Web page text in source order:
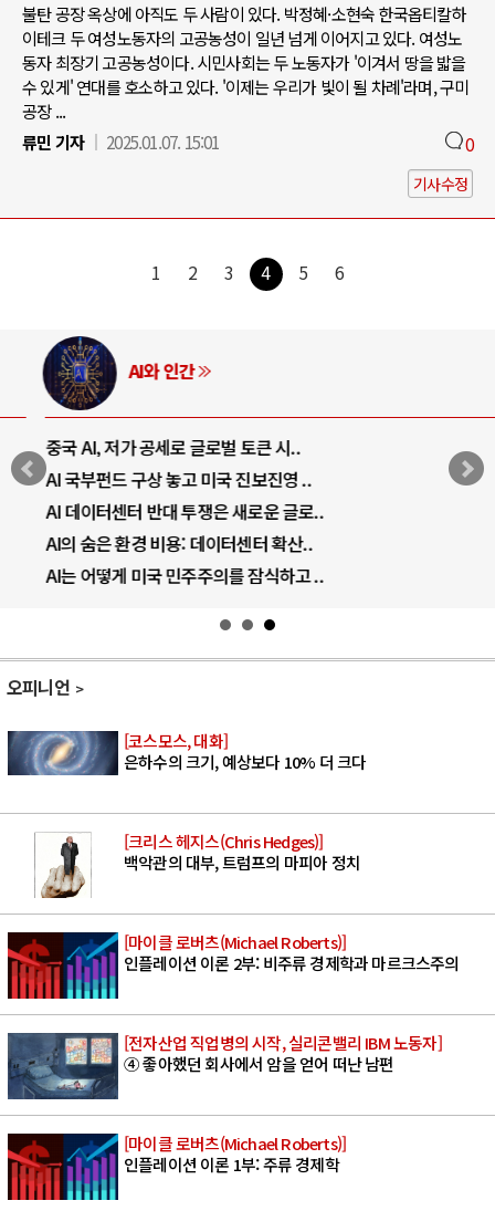
불탄 공장 옥상에 아직도 두 사람이 있다. 박정혜·소현숙 한국옵티칼하
이테크 두 여성노동자의 고공농성이 일년 넘게 이어지고 있다. 여성노
동자 최장기 고공농성이다. 시민사회는 두 노동자가 '이겨서 땅을 밟을
수 있게' 연대를 호소하고 있다. '이제는 우리가 빛이 될 차례'라며, 구미
공장 ...
류민 기자
2025.01.07. 15:01 0
기사수정
1 2 3 4 5 6
AI와 인간
중국 AI, 저가 공세로 글로벌 토큰 시..
AI 국부펀드 구상 놓고 미국 진보진영 ..
AI 데이터센터 반대 투쟁은 새로운 글로..
AI의 숨은 환경 비용: 데이터센터 확산..
AI는 어떻게 미국 민주주의를 잠식하고 ..
오피니언
[코스모스, 대화]
은하수의 크기, 예상보다 10% 더 크다
[크리스 헤지스(Chris Hedges)]
백악관의 대부, 트럼프의 마피아 정치
[마이클 로버츠(Michael Roberts)]
인플레이션 이론 2부: 비주류 경제학과 마르크스주의
[전자산업 직업병의 시작, 실리콘밸리 IBM 노동자]
④ 좋아했던 회사에서 암을 얻어 떠난 남편
[마이클 로버츠(Michael Roberts)]
인플레이션 이론 1부: 주류 경제학